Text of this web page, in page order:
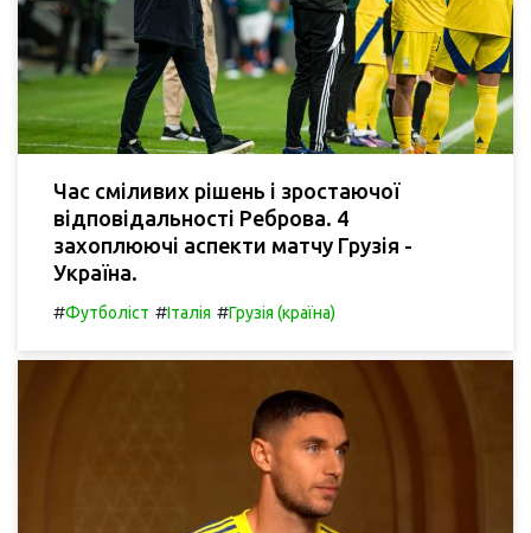
Час сміливих рішень і зростаючої
відповідальності Реброва. 4
захоплюючі аспекти матчу Грузія -
Україна.
#Футболіст #Італія #Грузія (країна)